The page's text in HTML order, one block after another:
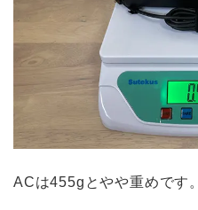
ACは455gとやや重めです。